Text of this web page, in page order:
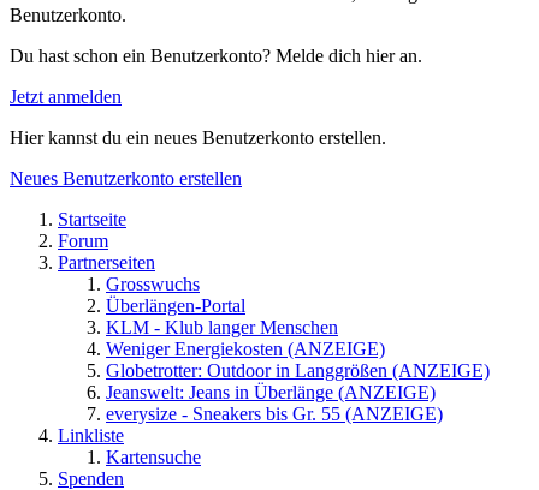
Benutzerkonto.
Du hast schon ein Benutzerkonto? Melde dich hier an.
Jetzt anmelden
Hier kannst du ein neues Benutzerkonto erstellen.
Neues Benutzerkonto erstellen
Startseite
Forum
Partnerseiten
Grosswuchs
Überlängen-Portal
KLM - Klub langer Menschen
Weniger Energiekosten (ANZEIGE)
Globetrotter: Outdoor in Langgrößen (ANZEIGE)
Jeanswelt: Jeans in Überlänge (ANZEIGE)
everysize - Sneakers bis Gr. 55 (ANZEIGE)
Linkliste
Kartensuche
Spenden